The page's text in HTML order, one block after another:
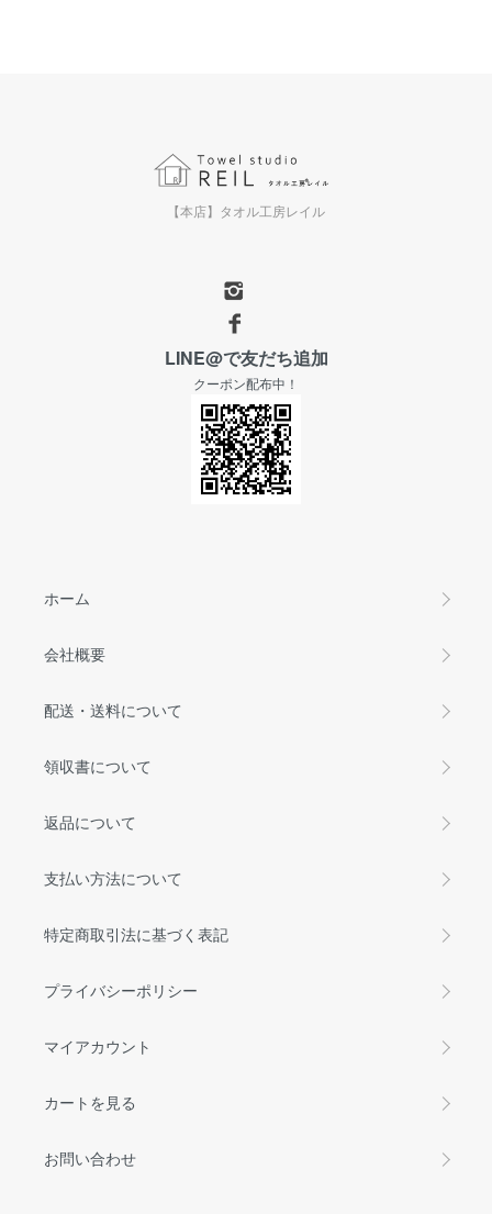
【本店】タオル工房レイル
LINE@で友だち追加
クーポン配布中！
ホーム
会社概要
配送・送料について
領収書について
返品について
支払い方法について
特定商取引法に基づく表記
プライバシーポリシー
マイアカウント
カートを見る
お問い合わせ